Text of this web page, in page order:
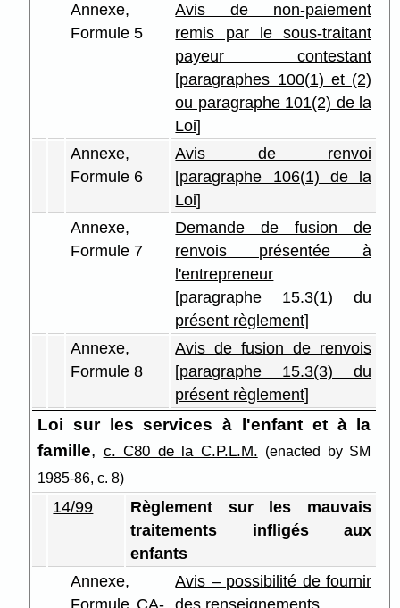
Annexe,
Formule 5
Avis de non-paiement
remis par le sous-traitant
payeur contestant
[paragraphes 100(1) et (2)
ou paragraphe 101(2) de la
Loi]
Annexe,
Formule 6
Avis de renvoi
[paragraphe 106(1) de la
Loi]
Annexe,
Formule 7
Demande de fusion de
renvois présentée à
l'entrepreneur
[paragraphe 15.3(1) du
présent règlement]
Annexe,
Formule 8
Avis de fusion de renvois
[paragraphe 15.3(3) du
présent règlement]
Loi sur les services à l'enfant et à la
famille, c. C80 de la C.P.L.M. (enacted by SM
1985-86, c. 8)
14/99
Règlement sur les mauvais
traitements infligés aux
enfants
Annexe,
Avis – possibilité de fournir